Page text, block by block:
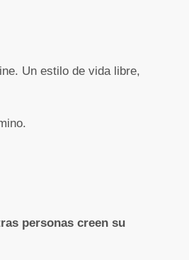
Un estilo de vida libre,
personas creen su